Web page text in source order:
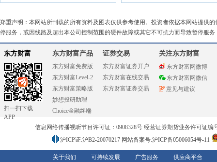
郑重声明：本网站所刊载的所有资料及图表仅供参考使用。投资者依据本网站提供
停服务，或因线路及超出本公司控制范围的硬件故障或其它不可抗力而导致暂停服
东方财富
扫一扫下载
APP
东方财富产品
东方财富免费版
东方财富Level-2
东方财富策略版
妙想投研助理
Choice金融终端
证券交易
东方财富证券开户
东方财富在线交易
东方财富证券交易
关注东方财富
东方财富网微博
东方财富网微信
意见与建议
信息网络传播视听节目许可证：0908328号 经营证券期货业务许可证编
沪ICP证:沪B2-20070217 网站备案号:沪ICP备05006054号-11
关于我们 可持续发展 广告服务 供应商平台